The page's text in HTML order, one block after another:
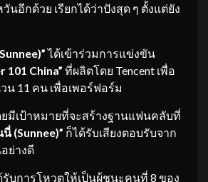
นอีกด้วย เรียกได้ว่าปังสุด ๆ ตั้งแต่ยัง
ได้เข้าร่วมการแข่งขัน
101 China” ที่ผลิตโดย Tencent เพื่อ
น 11 คน เพื่อเพอร์ฟอร์ม
ยมีเป้าหมายที่จะสร้างฐานแฟนคลับที่
นี่ (Sunnee)” ก็ได้รับเสียงตอบรับจาก
ย่างดี
รับการโหวตให้เป็นผู้ชนะคนที่ 8 ของ